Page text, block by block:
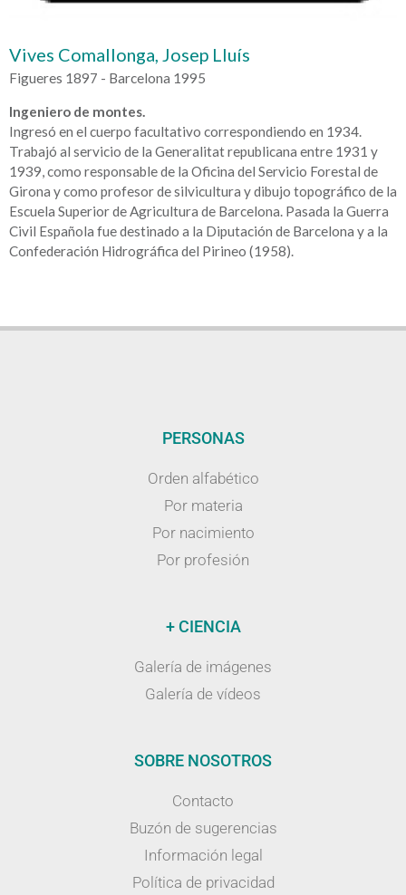
Vives Comallonga, Josep Lluís
Figueres 1897 - Barcelona 1995
Ingeniero de montes.
Ingresó en el cuerpo facultativo correspondiendo en 1934.
Trabajó al servicio de la Generalitat republicana entre 1931 y
1939, como responsable de la Oficina del Servicio Forestal de
Girona y como profesor de silvicultura y dibujo topográfico de la
Escuela Superior de Agricultura de Barcelona. Pasada la Guerra
Civil Española fue destinado a la Diputación de Barcelona y a la
Confederación Hidrográfica del Pirineo (1958).
PERSONAS
Orden alfabético
Por materia
Por nacimiento
Por profesión
+ CIENCIA
Galería de imágenes
Galería de vídeos
SOBRE NOSOTROS
Contacto
Buzón de sugerencias
Información legal
Política de privacidad